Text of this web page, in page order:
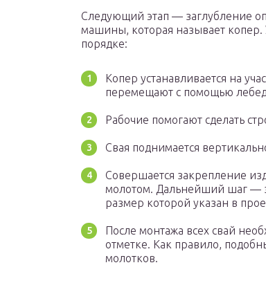
Следующий этап — заглубление
машины, которая называет
порядке:
Копер устанавливается на
перемещают с помощью
Рабочие помогают сделать
Свая поднимается
Совершается закрепление
молотом. Дальнейший шаг —
размер которой указан в
После монтажа всех свай
отметке. Как правило,
молотков.